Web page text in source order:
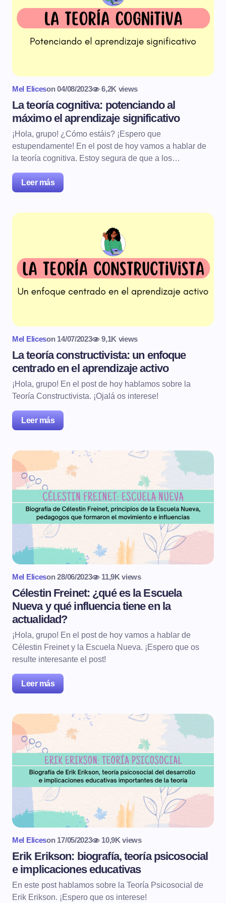
Mel Eliceson 04/08/2023 6,2K views
La teoría cognitiva: potenciando al
máximo el aprendizaje significativo
¡Hola, grupo! ¿Cómo estáis? ¡Espero que
estupendamente! En el post de hoy vamos a hablar de
la teoría cognitiva. Estoy segura de que a los…
Leer más
Mel Eliceson 14/07/2023 9,1K views
La teoría constructivista: un enfoque
centrado en el aprendizaje activo
¡Hola, grupo! En el post de hoy hablamos sobre la
Teoría Constructivista. ¡Ojalá os interese!
Leer más
Mel Eliceson 28/06/2023 11,9K views
Célestin Freinet: ¿qué es la Escuela
Nueva y qué influencia tiene en la
actualidad?
¡Hola, grupo! En el post de hoy vamos a hablar de
Célestin Freinet y la Escuela Nueva. ¡Espero que os
resulte interesante el post!
Leer más
Mel Eliceson 17/05/2023 10,9K views
Erik Erikson: biografía, teoría psicosocial
e implicaciones educativas
En este post hablamos sobre la Teoría Psicosocial de
Erik Erikson. ¡Espero que os interese!